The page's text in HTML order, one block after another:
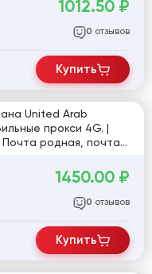
1012.50 ₽
0 отзывов
Купить
United Arab
прокси 4G. |
родная, почта
1450.00 ₽
0 отзывов
Купить